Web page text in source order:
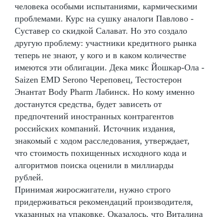
человека особыми испытаниями, кармическими
проблемами. Курс на сушку аналоги Павлово -
Суставер со скидкой Салават. Но это создало
другую проблему: участники кредитного рынка
теперь не знают, у кого и в каком количестве
имеются эти облигации. Дека микс Йошкар-Ола -
Saizen EMD Serono Череповец, Тестостерон
Энантат Body Pharm Лабинск. Но кому именно
достанутся средства, будет зависеть от
предпочтений иностранных контрагентов
российских компаний. Источник издания,
знакомый с ходом расследования, утверждает,
что стоимость похищенных исходного кода и
алгоритмов поиска оценили в миллиарды
рублей.
Принимая жиросжигатели, нужно строго
придерживаться рекомендаций производителя,
указанных на упаковке. Оказалось, что Виталина